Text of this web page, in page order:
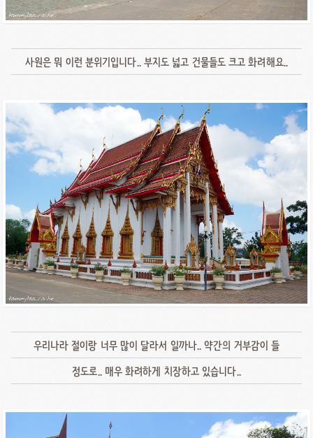
사원은 뭐 이런 분위기입니다.. 부지도 넓고 건물들도 크고 화려해요..
우리나라 절이랑 너무 많이 달라서 일까나.. 약간의 거부감이 들
정도로.. 매우 화려하게 치장하고 있습니다..